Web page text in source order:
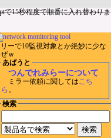
で15秒程度で順番に入れ替わりま
ーで10監視対象とか絶妙に少な
ｗ
あばうと
つんでれみらーについて
ミラー依頼に関してはこち
ら 。
検索